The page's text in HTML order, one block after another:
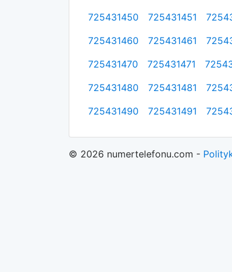
725431450
725431451
725431460
725431461
725431470
725431471
725431480
725431481
725431490
725431491
© 2026 numertelefonu.com -